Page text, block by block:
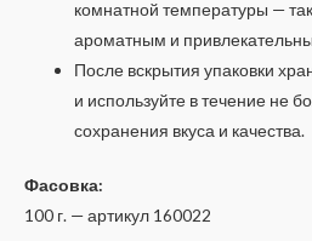
комнатной температуры —
ароматным и
После вскрытия упаковки
и используйте в течение не
сохранения вкуса и качества.
Фасовка:
100 г. — артикул 160022